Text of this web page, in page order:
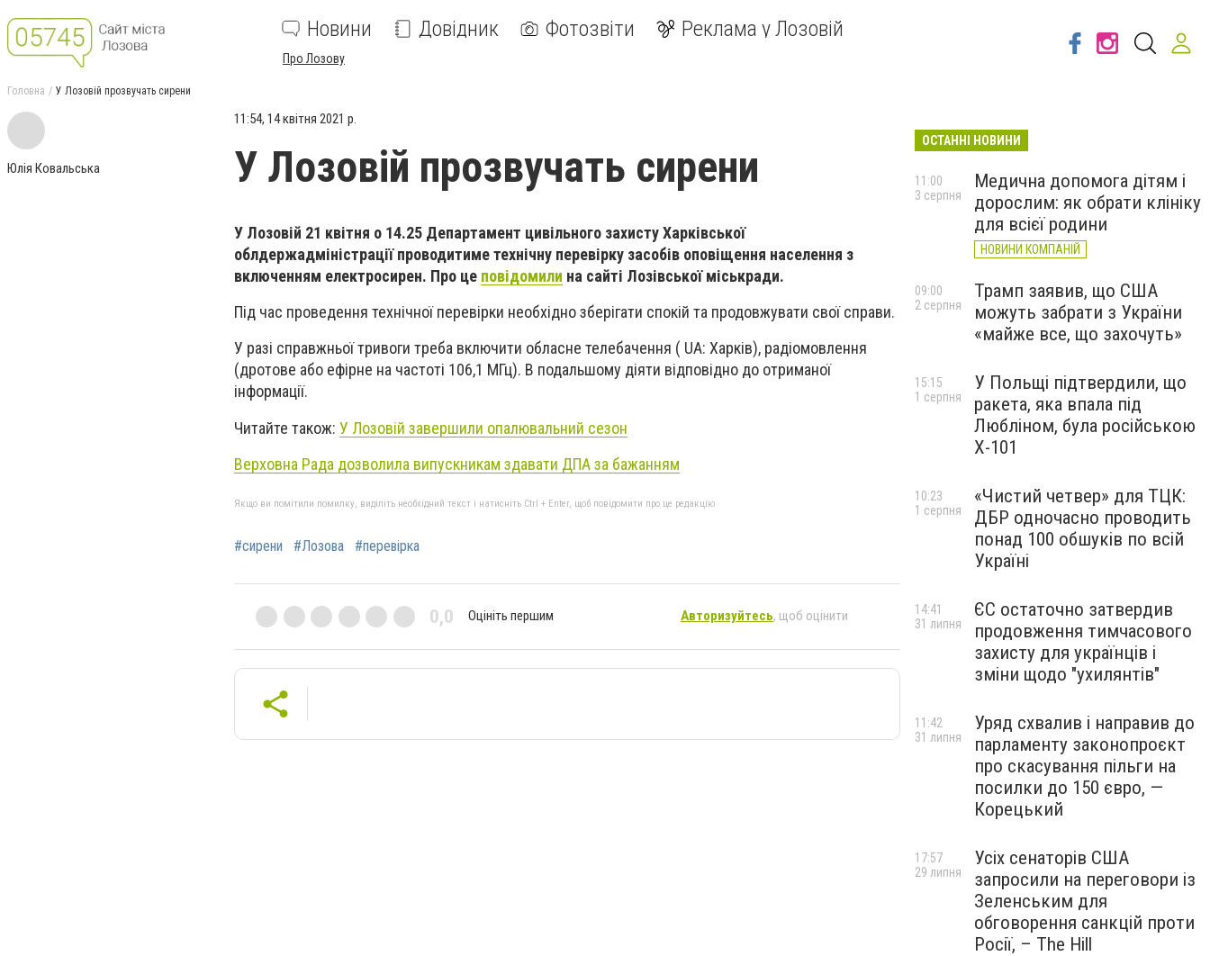
Новини Довідник Фотозвіти Реклама у Лозовій
Про Лозову
Головна У Лозовій прозвучать сирени
Юлія Ковальська
11:54, 14 квітня 2021 р.
У Лозовій прозвучать сирени
У Лозовій 21 квітня о 14.25 Департамент цивільного захисту Харківської
облдержадміністрації проводитиме технічну перевірку засобів оповіщення населення з
включенням електросирен. Про це повідомили на сайті Лозівської міськради.
Під час проведення технічної перевірки необхідно зберігати спокій та продовжувати свої справи.
У разі справжньої тривоги треба включити обласне телебачення ( UA: Харків), радіомовлення
(дротове або ефірне на частоті 106,1 МГц). В подальшому діяти відповідно до отриманої
інформації.
Читайте також: У Лозовій завершили опалювальний сезон
Верховна Рада дозволила випускникам здавати ДПА за бажанням
Якщо ви помітили помилку, виділіть необхідний текст і натисніть Ctrl + Enter, щоб повідомити про це редакцію
#сирени #Лозова #перевірка
0,0 Оцініть першим Авторизуйтесь, щоб оцінити
ОСТАННІ НОВИНИ
Медична допомога дітям і
дорослим: як обрати клініку
для всієї родини
НОВИНИ КОМПАНІЙ
11:00
3 серпня
Трамп заявив, що США
можуть забрати з України
«майже все, що захочуть»
09:00
2 серпня
У Польщі підтвердили, що
ракета, яка впала під
Любліном, була російською
Х-101
15:15
1 серпня
«Чистий четвер» для ТЦК:
ДБР одночасно проводить
понад 100 обшуків по всій
Україні
10:23
1 серпня
ЄС остаточно затвердив
продовження тимчасового
захисту для українців і
зміни щодо "ухилянтів"
14:41
31 липня
Уряд схвалив і направив до
парламенту законопроєкт
про скасування пільги на
посилки до 150 євро, —
Корецький
11:42
31 липня
Усіх сенаторів США
запросили на переговори із
Зеленським для
обговорення санкцій проти
Росії, – The Hill
17:57
29 липня